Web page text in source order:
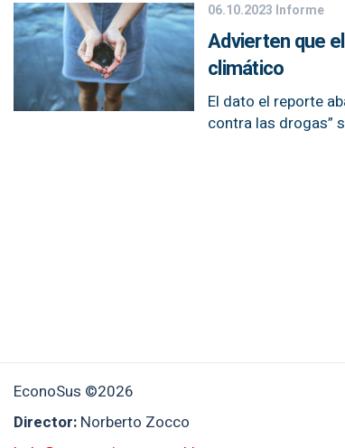
06.10.2023 Informe
Advierten que
climático
El dato el reporte
contra las drogas”
EconoSus ©2026
Director: Norberto Zocco